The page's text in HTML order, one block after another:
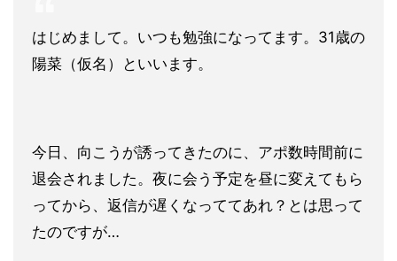
はじめまして。いつも勉強になってます。31歳の
陽菜（仮名）といいます。
今日、向こうが誘ってきたのに、アポ数時間前に
退会されました。夜に会う予定を昼に変えてもら
ってから、返信が遅くなっててあれ？とは思って
たのですが…